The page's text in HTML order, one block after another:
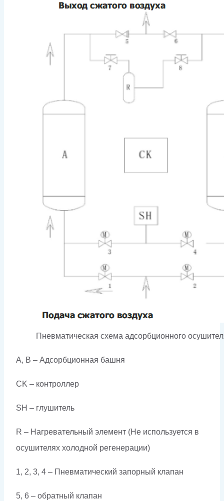
Пневматическая схема адсорбционного
A, B – Адсорбционная башня
CK – контроллер
SH – глушитель
R – Нагревательный элемент (Не используется в
осушителях холодной регенерации)
1, 2, 3, 4 – Пневматический запорный клапан
5, 6 – обратный клапан